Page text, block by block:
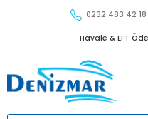
0232 483 42 18
Havale & EFT